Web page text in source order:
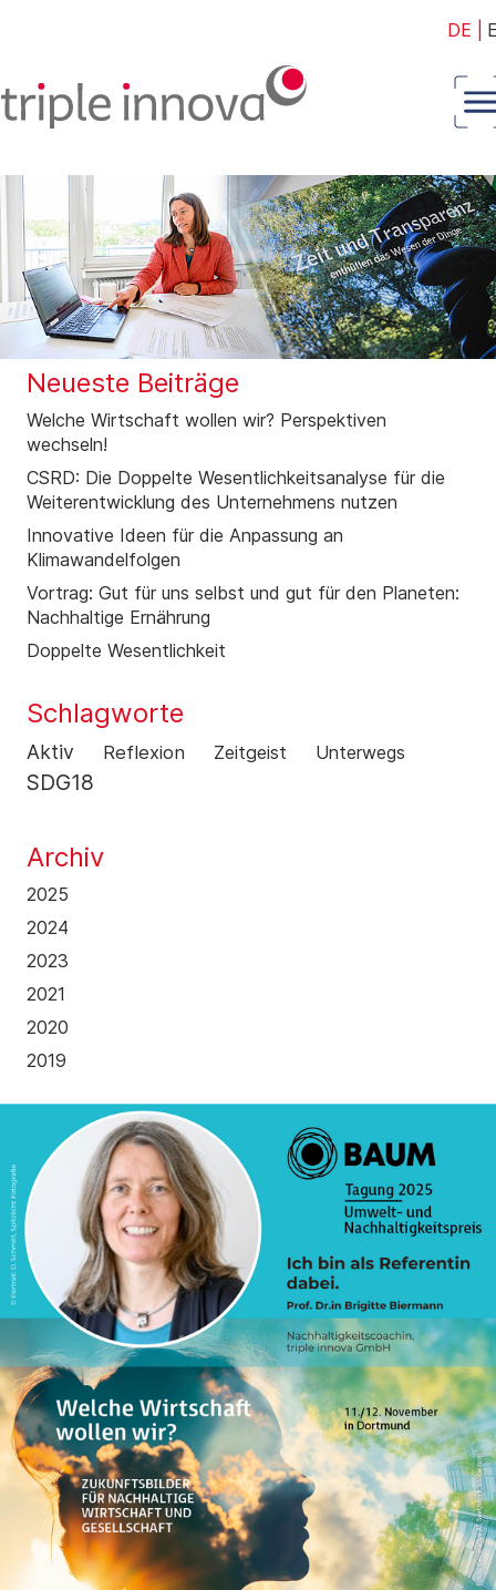
DE
Neueste Beiträge
Welche Wirtschaft wollen wir? Perspektiven
wechseln!
CSRD: Die Doppelte Wesentlichkeitsanalyse für die
Weiterentwicklung des Unternehmens nutzen
Innovative Ideen für die Anpassung an
Klimawandelfolgen
Vortrag: Gut für uns selbst und gut für den Planeten:
Nachhaltige Ernährung
Doppelte Wesentlichkeit
Schlagworte
Aktiv Reflexion Zeitgeist Unterwegs
SDG18
Archiv
2025
2024
2023
2021
2020
2019